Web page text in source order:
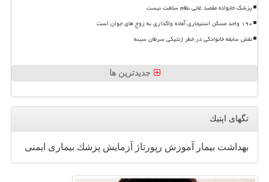
پزشک خانواده مقصد غائی نظام سلامت نیست
۱۹۰ واحد مسکن استیجاری آماده واگذاری به زوج های جوان است
نقش سابقه خانوادگی در خطر ژنتیکی سرطان سینه
جدیدترین ها
تگهای اپتیك
بهداشت بیمار آموزش رپورتاژ آزمایش پزشك بیماری ایمنی